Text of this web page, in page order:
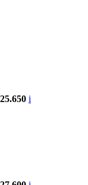
i